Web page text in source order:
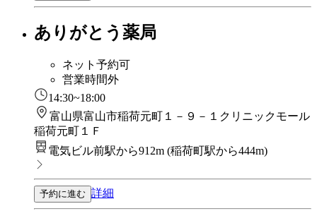
ありがとう薬局
ネット予約可
営業時間外
14:30~18:00
富山県富山市稲荷元町１－９－１クリニックモール
稲荷元町１Ｆ
電気ビル前駅から912m (稲荷町駅から444m)
予約に進む 詳細